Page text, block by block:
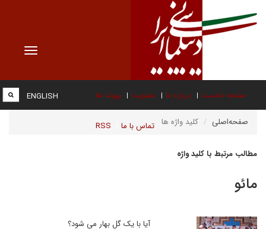
Toggle
صفحه نخست درباره ما عضویت پیوند ها
تماس با ما RSS
ENGLISH
صفحه‌اصلی کلید واژه ها
مطالب مرتبط با کلید واژه
مائو
آیا با یک گل بهار می شود؟